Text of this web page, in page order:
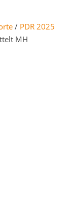
/ PDR 2025
MH